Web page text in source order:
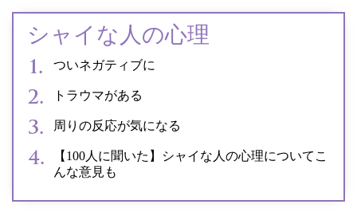
シャイな人の心理
ついネガティブに
トラウマがある
周りの反応が気になる
【100人に聞いた】シャイな人の心理についてこ
んな意見も